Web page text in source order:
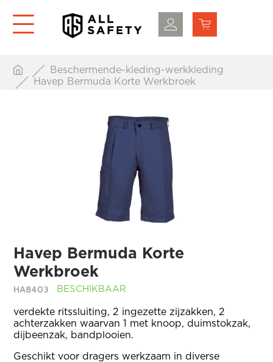
Beschermende-kleding-werkkleding
Havep Bermuda Korte Werkbroek
Havep Bermuda Korte
Werkbroek
HA8403 BESCHIKBAAR
verdekte ritssluiting, 2 ingezette zijzakken, 2
achterzakken waarvan 1 met knoop, duimstokzak,
dijbeenzak, bandplooien.
Geschikt voor dragers werkzaam in diverse